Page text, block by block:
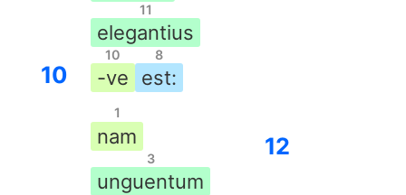
10
11
elegantius
10
-ve
8
est:
1
nam
3
unguentum
12